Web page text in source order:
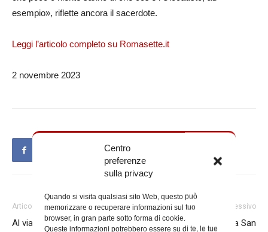
Centro
preferenze
sulla privacy
Quando si visita qualsiasi sito Web, questo può
memorizzare o recuperare informazioni sul tuo
browser, in gran parte sotto forma di cookie.
Queste informazioni potrebbero essere su di te, le tue
esempio», riflette ancora il sacerdote.
Leggi l’articolo completo su Romasette.it
2 novembre 2023
Articolo precedente
Al via le celebrazioni per i 1700
Articolo successivo
Il 27 novembre la Messa a San